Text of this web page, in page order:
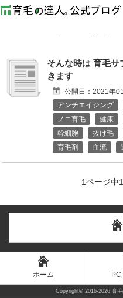
トップ タグ：アガルプ
そんな時は 育毛
きます
公開日： 2021年
アンチエイジング
ノニ育毛
健康
幹細胞
抜け毛
育毛剤
血流
1ページ中
ホーム
Copyright© 2016-2026 育